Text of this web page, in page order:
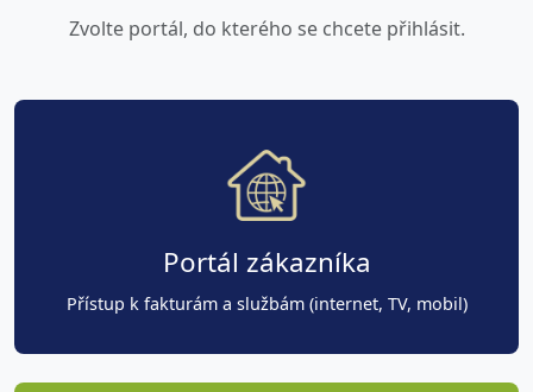
Zvolte portál, do kterého se chcete přihlásit.
Portál zákazníka
Přístup k fakturám a službám (internet, TV, mobil)